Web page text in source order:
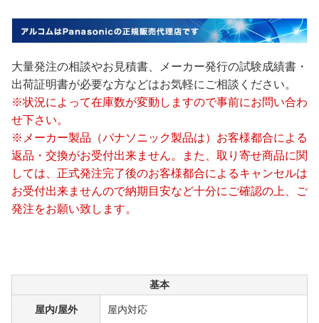
大量発注の相談やお見積書、メーカー発行の試験成績書・
出荷証明書が必要な方などはお気軽にご相談ください。
※状況によって在庫数が変動しますので事前にお問い合わ
せ下さい。
※メーカー製品（パナソニック製品は）お客様都合による
返品・交換がお受付出来ません。また、取り寄せ商品に関
しては、正式発注完了後のお客様都合によるキャンセルは
お受付出来ませんので納期目安など十分にご確認の上、ご
発注をお願い致します。
基本
屋内/屋外 屋内対応